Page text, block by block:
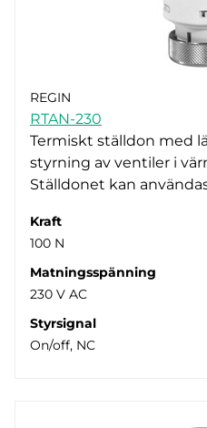
REGIN
RTAN-230
Termiskt ställdon med
styrning av ventiler i
Ställdonet kan
Kraft
100 N
Matningsspänning
230 V AC
Styrsignal
On/off, NC